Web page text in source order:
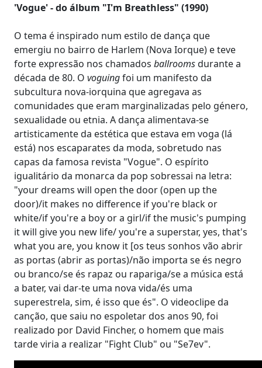
'Vogue' - do álbum "I'm Breathless" (1990)
O tema é inspirado num estilo de dança que
emergiu no bairro de Harlem (Nova Iorque) e teve
forte expressão nos chamados ballroomsdurante a
década de 80. O voguingfoi um manifesto da
subcultura nova-iorquina que agregava as
comunidades que eram marginalizadas pelo género,
sexualidade ou etnia. A dança alimentava-se
artisticamente da estética que estava em voga (lá
está) nos escaparates da moda, sobretudo nas
capas da famosa revista "Vogue". O espírito
igualitário da monarca da pop sobressai na letra:
"your dreams will open the door (open up the
door)/it makes no difference if you're black or
white/if you're a boy or a girl/if the music's pumping
it will give you new life/ you're a superstar, yes, that's
what you are, you know it [os teus sonhos vão abrir
as portas (abrir as portas)/não importa se és negro
ou branco/se és rapaz ou rapariga/se a música está
a bater, vai dar-te uma nova vida/és uma
superestrela, sim, é isso que és". O videoclipe da
canção, que saiu no espoletar dos anos 90, foi
realizado por David Fincher, o homem que mais
tarde viria a realizar "Fight Club" ou "Se7ev".